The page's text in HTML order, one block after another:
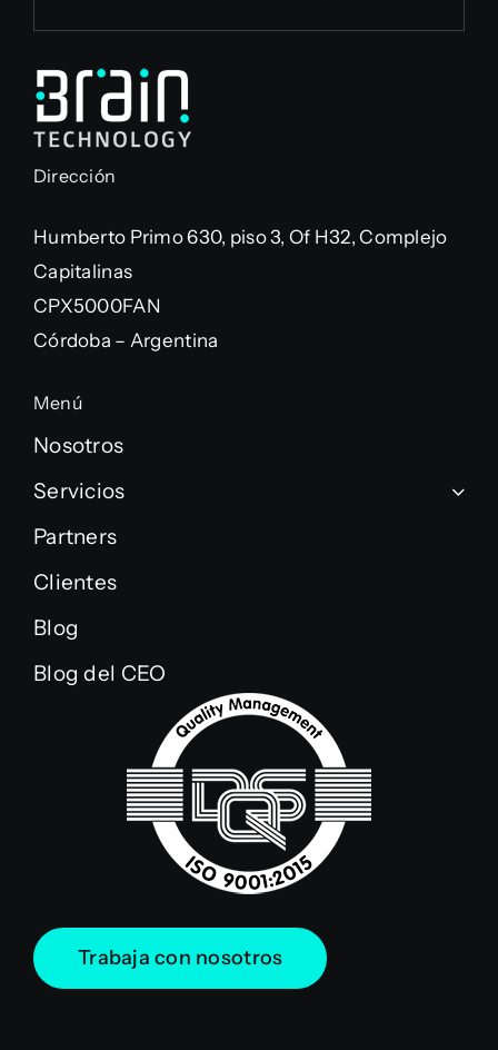
Dirección
Humberto Primo 630, piso 3, Of H32, Complejo
Capitalinas
CPX5000FAN
Córdoba – Argentina
Menú
Nosotros
Servicios
Partners
Clientes
Blog
Blog del CEO
Trabaja con nosotros